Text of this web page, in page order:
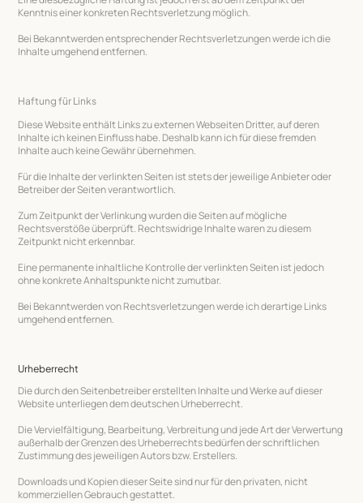
Kenntnis einer konkreten Rechtsverletzung möglich.
Bei Bekanntwerden entsprechender Rechtsverletzungen werde ich die
Inhalte umgehend entfernen.
Haftung für Links
Diese Website enthält Links zu externen Webseiten Dritter, auf deren
Inhalte ich keinen Einfluss habe. Deshalb kann ich für diese fremden
Inhalte auch keine Gewähr übernehmen.
Für die Inhalte der verlinkten Seiten ist stets der jeweilige Anbieter oder
Betreiber der Seiten verantwortlich.
Zum Zeitpunkt der Verlinkung wurden die Seiten auf mögliche
Rechtsverstöße überprüft. Rechtswidrige Inhalte waren zu diesem
Zeitpunkt nicht erkennbar.
Eine permanente inhaltliche Kontrolle der verlinkten Seiten ist jedoch
ohne konkrete Anhaltspunkte nicht zumutbar.
Bei Bekanntwerden von Rechtsverletzungen werde ich derartige Links
umgehend entfernen.
Urheberrecht
Die durch den Seitenbetreiber erstellten Inhalte und Werke auf dieser
Website unterliegen dem deutschen Urheberrecht.
Die Vervielfältigung, Bearbeitung, Verbreitung und jede Art der Verwertung
außerhalb der Grenzen des Urheberrechts bedürfen der schriftlichen
Zustimmung des jeweiligen Autors bzw. Erstellers.
Downloads und Kopien dieser Seite sind nur für den privaten, nicht
kommerziellen Gebrauch gestattet.